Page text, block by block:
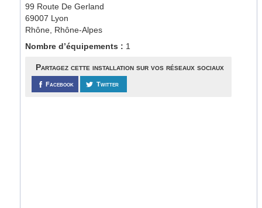
99 Route De Gerland
69007 Lyon
Rhône, Rhône-Alpes
Nombre d’équipements : 1
Partagez cette installation sur vos réseaux sociaux
Facebook Twitter